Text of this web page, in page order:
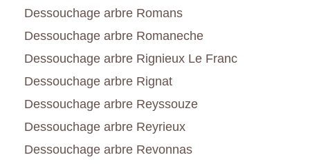
Dessouchage arbre Romans
Dessouchage arbre Romaneche
Dessouchage arbre Rignieux Le Franc
Dessouchage arbre Rignat
Dessouchage arbre Reyssouze
Dessouchage arbre Reyrieux
Dessouchage arbre Revonnas